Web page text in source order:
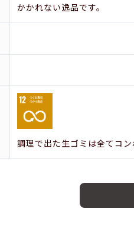
かかれない逸品です。
調理で出た生ゴミは全てコン